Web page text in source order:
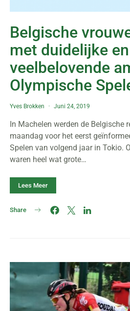
Belgische
met duidelijke en
veelbelovende
Olympische
Yves Brokken Juni 24, 2019
In Machelen werden de Belgische
maandag voor het eerst
Spelen van volgend jaar in Tokio.
waren heel wat grote…
Lees Meer
Share